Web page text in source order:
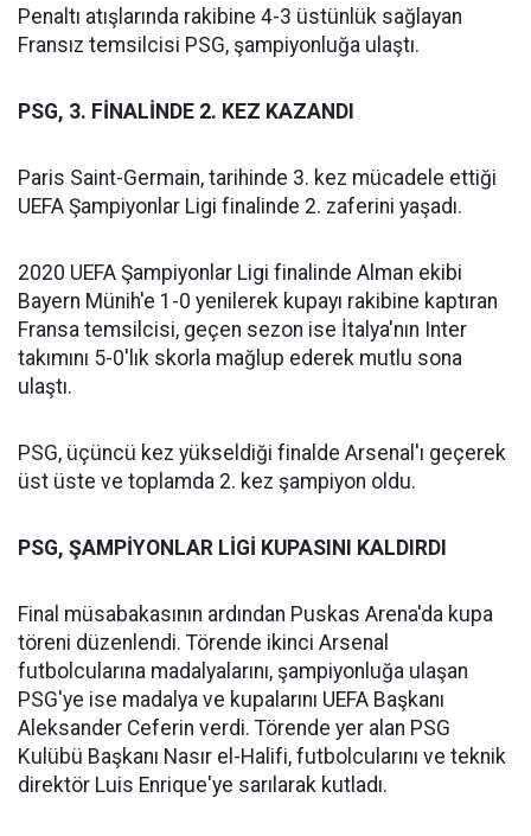
Penaltı atışlarında rakibine 4-3 üstünlük sağlayan
Fransız temsilcisi PSG, şampiyonluğa ulaştı.
PSG, 3. FİNALİNDE 2. KEZ KAZANDI
Paris Saint-Germain, tarihinde 3. kez mücadele ettiği
UEFA Şampiyonlar Ligi finalinde 2. zaferini yaşadı.
2020 UEFA Şampiyonlar Ligi finalinde Alman ekibi
Bayern Münih'e 1-0 yenilerek kupayı rakibine kaptıran
Fransa temsilcisi, geçen sezon ise İtalya'nın Inter
takımını 5-0'lık skorla mağlup ederek mutlu sona
ulaştı.
PSG, üçüncü kez yükseldiği finalde Arsenal'ı geçerek
üst üste ve toplamda 2. kez şampiyon oldu.
PSG, ŞAMPİYONLAR LİGİ KUPASINI KALDIRDI
Final müsabakasının ardından Puskas Arena'da kupa
töreni düzenlendi. Törende ikinci Arsenal
futbolcularına madalyalarını, şampiyonluğa ulaşan
PSG'ye ise madalya ve kupalarını UEFA Başkanı
Aleksander Ceferin verdi. Törende yer alan PSG
Kulübü Başkanı Nasır el-Halifi, futbolcularını ve teknik
direktör Luis Enrique'ye sarılarak kutladı.